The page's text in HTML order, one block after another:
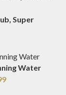
Super
Water